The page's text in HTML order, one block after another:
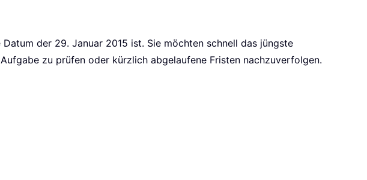
der 29. Januar 2015 ist. Sie möchten schnell das jüngste
zu prüfen oder kürzlich abgelaufene Fristen nachzuverfolgen.